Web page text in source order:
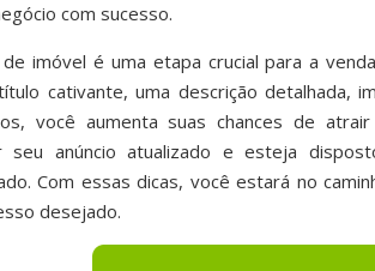
com sucesso.
imóvel é uma etapa crucial para a
cativante, uma descrição detalhada,
você aumenta suas chances de
seu anúncio atualizado e esteja
Com essas dicas, você estará no
desejado.